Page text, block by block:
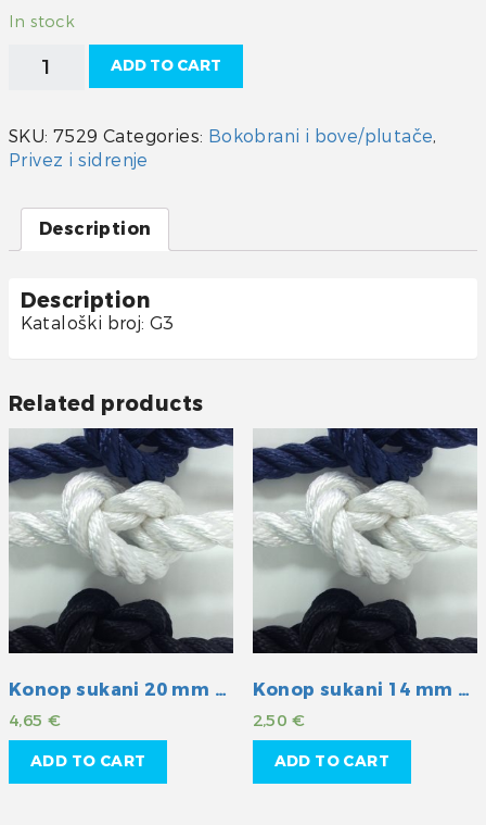
In stock
Bokobran
Polyform
quantity
ADD TO CART
SKU: 7529 Categories: Bokobrani i bove/plutače,
Privez i sidrenje
Description
Description
Kataloški broj: G3
Related products
Konop sukani 20 mm plavi
4,65 €
ADD TO CART
Konop sukani 14 mm plavi
2,50 €
ADD TO CART